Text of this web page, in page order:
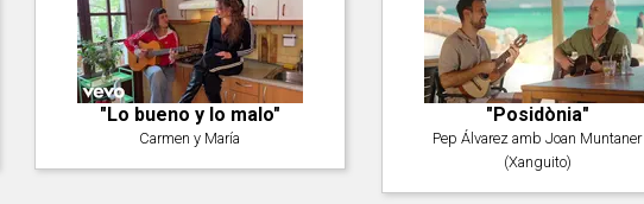
"Lo bueno y lo malo"
Carmen y María
"Posidònia"
Pep Álvarez amb Joan Muntaner
(Xanguito)